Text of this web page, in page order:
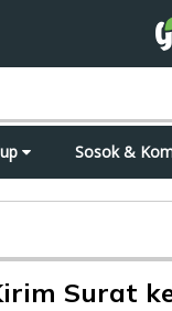
Sosok &
Surat